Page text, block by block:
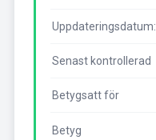
Uppdateringsdatum:
Senast kontrollerad
Betygsatt för
Betyg